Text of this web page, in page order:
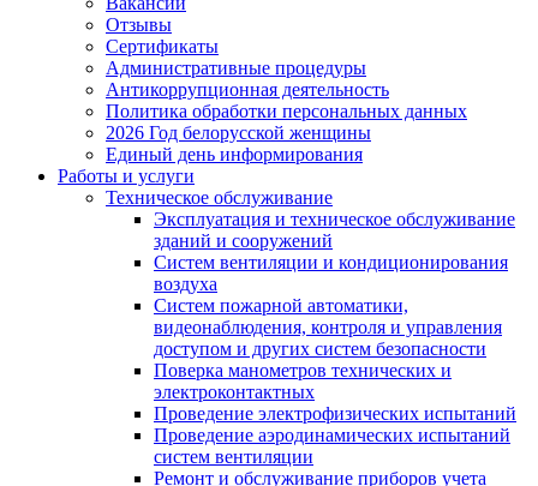
Отзывы
Сертификаты
Административные процедуры
Антикоррупционная деятельность
Политика обработки персональных данных
2026 Год белорусской женщины
Единый день информирования
Работы и услуги
Техническое обслуживание
Эксплуатация и техническое обслуживание
зданий и сооружений
Систем вентиляции и кондиционирования
воздуха
Систем пожарной автоматики,
видеонаблюдения, контроля и управления
доступом и других систем безопасности
Поверка манометров технических и
электроконтактных
Проведение электрофизических испытаний
Проведение аэродинамических испытаний
систем вентиляции
Ремонт и обслуживание приборов учета